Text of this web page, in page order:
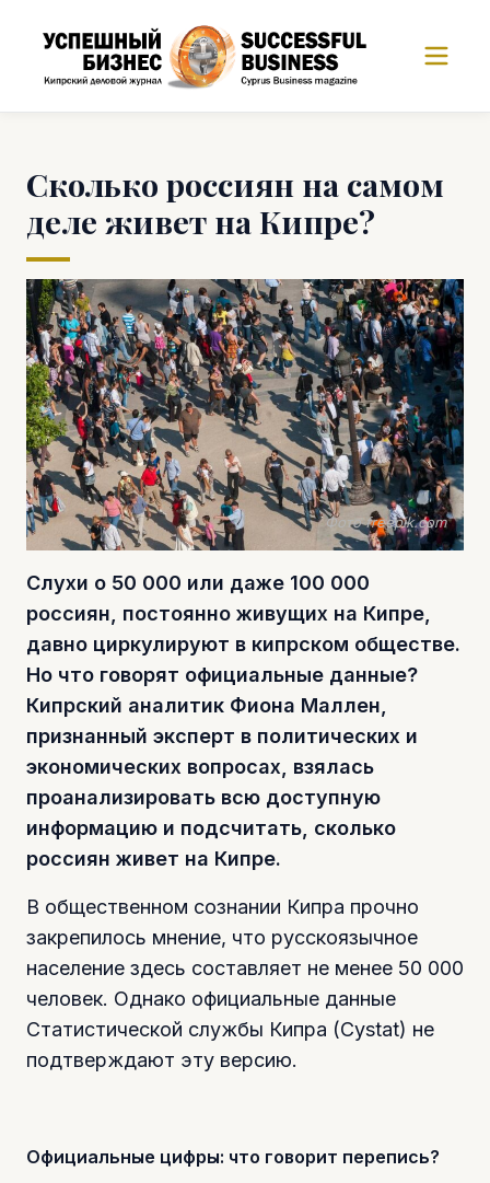
Сколько россиян на самом
деле живет на Кипре?
Фото freepik.com
Слухи о 50 000 или даже 100 000
россиян, постоянно живущих на Кипре,
давно циркулируют в кипрском обществе.
Но что говорят официальные данные?
Кипрский аналитик Фиона Маллен,
признанный эксперт в политических и
экономических вопросах, взялась
проанализировать всю доступную
информацию и подсчитать, сколько
россиян живет на Кипре.
В общественном сознании Кипра прочно
закрепилось мнение, что русскоязычное
население здесь составляет не менее 50 000
человек. Однако официальные данные
Статистической службы Кипра (Cystat) не
подтверждают эту версию.
Официальные цифры: что говорит перепись?